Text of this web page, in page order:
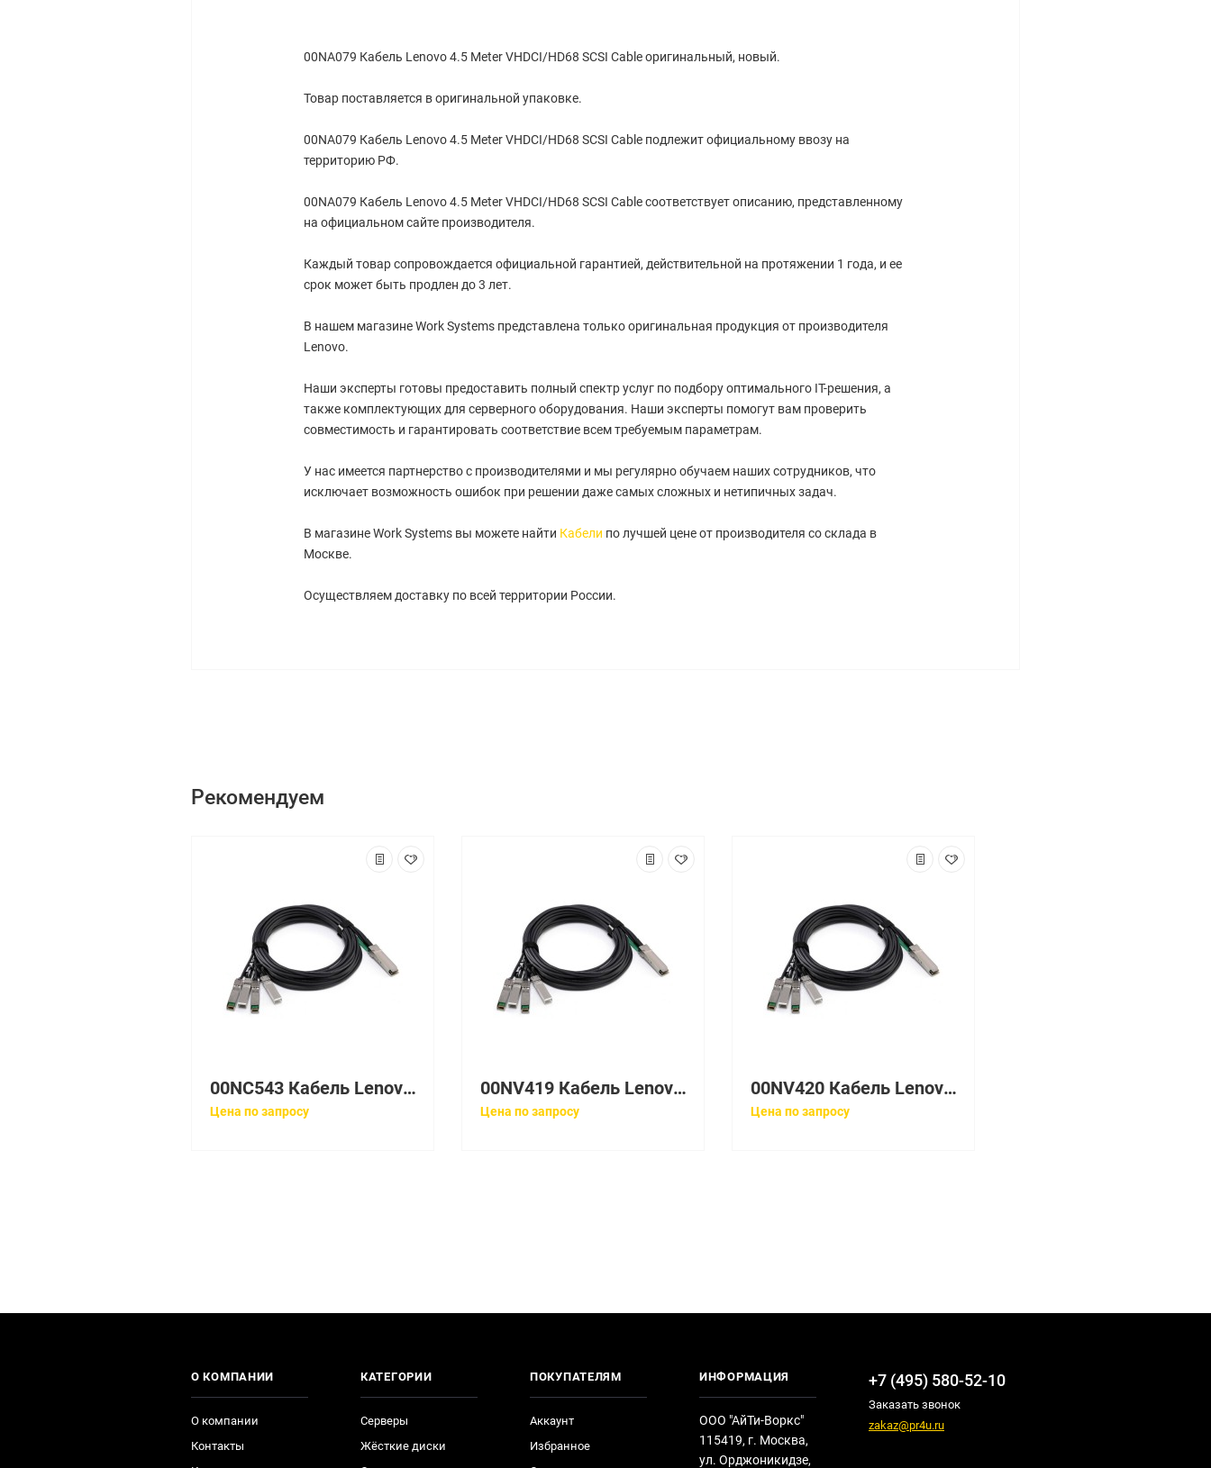
00NA079 Кабель Lenovo 4.5 Meter VHDCI/HD68 SCSI Cable оригинальный, новый.
Товар поставляется в оригинальной упаковке.
00NA079 Кабель Lenovo 4.5 Meter VHDCI/HD68 SCSI Cable подлежит официальному ввозу на
территорию РФ.
00NA079 Кабель Lenovo 4.5 Meter VHDCI/HD68 SCSI Cable соответствует описанию, представленному
на официальном сайте производителя.
Каждый товар сопровождается официальной гарантией, действительной на протяжении 1 года, и ее
срок может быть продлен до 3 лет.
В нашем магазине Work Systems представлена только оригинальная продукция от производителя
Lenovo.
Наши эксперты готовы предоставить полный спектр услуг по подбору оптимального IT-решения, а
также комплектующих для серверного оборудования. Наши эксперты помогут вам проверить
совместимость и гарантировать соответствие всем требуемым параметрам.
У нас имеется партнерство с производителями и мы регулярно обучаем наших сотрудников, что
исключает возможность ошибок при решении даже самых сложных и нетипичных задач.
В магазине Work Systems вы можете найти Кабели по лучшей цене от производителя со склада в
Москве.
Осуществляем доставку по всей территории России.
Рекомендуем
00NC543 Кабель Lenovo 3m 12 Gb SAS Cable (mSAS HD to mSAS HD)
Цена по запросу
00NV419 Кабель Lenovo HD-SAS Cable to Mini-SAS
Цена по запросу
00NV420 Кабель Lenovo Y-SAS HD to Mini-SAS Cable
Цена по запросу
О КОМПАНИИ
О компании
Контакты
КАТЕГОРИИ
Серверы
Жёсткие диски
ПОКУПАТЕЛЯМ
Аккаунт
Избранное
ИНФОРМАЦИЯ
ООО "АйТи-Воркс"
115419, г. Москва,
ул. Орджоникидзе,
+7 (495) 580-52-10
Заказать звонок
zakaz@pr4u.ru